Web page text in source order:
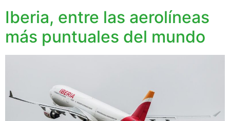
Iberia, entre las aerolíneas
más puntuales del mundo